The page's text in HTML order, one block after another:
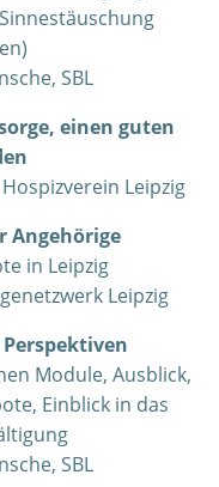
SBL
einen guten
Leipzig
Angehörige
in Leipzig
Leipzig
Module, Ausblick,
Einblick in das
SBL